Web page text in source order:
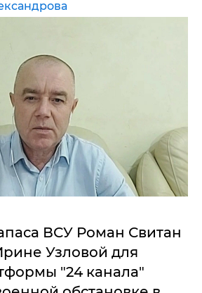
ВСУ Роман Свитан
Узловой для
"24 канала"